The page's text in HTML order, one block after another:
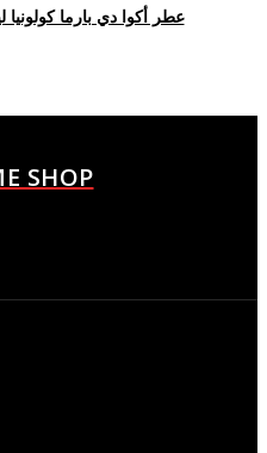
عطر أكوا دي بارما
SHOP